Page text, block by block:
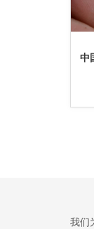
中
我们